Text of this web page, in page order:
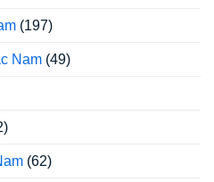
(197)
Nam (49)
(62)